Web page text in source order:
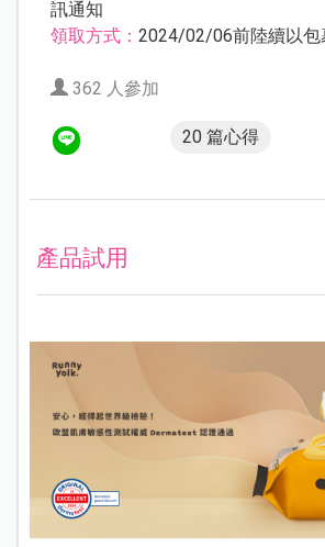
訊通知
領取方式： 2024/02/06前陸續以包
362 人參加
20 篇心得
產品試用